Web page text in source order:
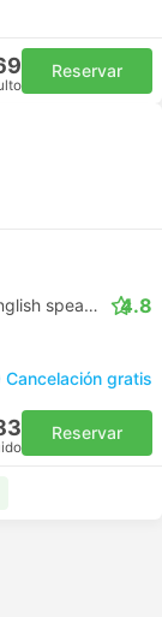
Reservar
Daytrip private transfer with English speaking driver 4.8
Cancelación gratis
Reservar